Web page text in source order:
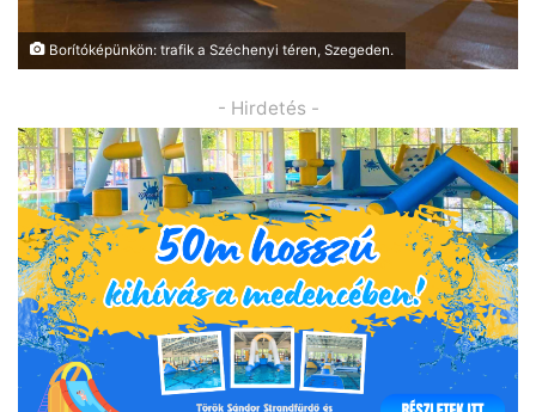
Borítóképünkön: trafik a Széchenyi téren, Szegeden.
- Hirdetés -